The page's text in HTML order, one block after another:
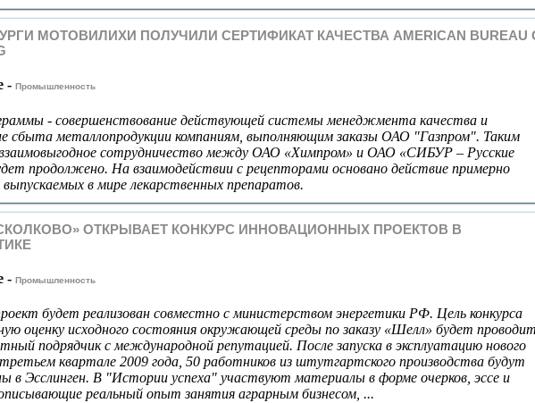
МОТОВИЛИХИ ПОЛУЧИЛИ СЕРТИФИКАТ КАЧЕСТВА AMERICAN BUREAU
- Промышленность
- совершенствование действующей системы менеджмента качества и
сбыта металлопродукции компаниям, выполняющим заказы ОАО "Газпром". Таким
сотрудничество между ОАО «Химпром» и ОАО «СИБУР – Русские
продолжено. На взаимодействии с рецепторами основано действие примерно
в мире лекарственных препаратов.
ОТКРЫВАЕТ КОНКУРС ИННОВАЦИОННЫХ ПРОЕКТОВ В
- Промышленность
будет реализован совместно с министерством энергетики РФ. Цель конкурса
оценку исходного состояния окружающей среды по заказу «Шелл» будет
подрядчик с международной репутацией. После запуска в эксплуатацию нового
квартале 2009 года, 50 работников из штутгартского производства будут
в Эсслинген. В "Истории успеха" участвуют материалы в форме очерков, эссе и
реальный опыт занятия аграрным бизнесом, ...